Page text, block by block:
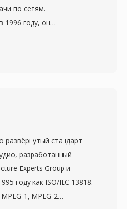
по сетям.
1996 году, он
Active Streaming
кодека. Формат
как прямая
масштабируемый
перемотки внутри
всего файла. Файлы
заголовка с
развёрнутый стандарт
разработанный
Experts Group и
году как ISO/IEC 13818.
1, MPEG-2